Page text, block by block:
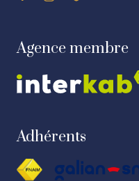
Agence membre
Adhérents